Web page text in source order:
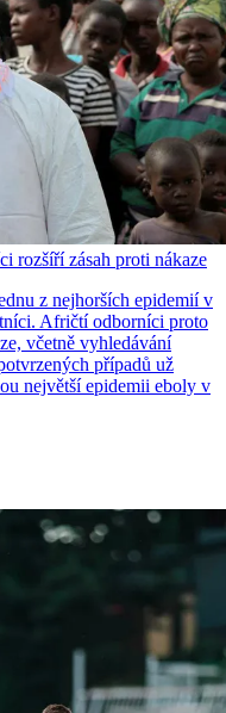
rozšíří zásah proti nákaze
z nejhorších epidemií v
Afričtí odborníci proto
včetně vyhledávání
případů už
největší epidemii eboly v